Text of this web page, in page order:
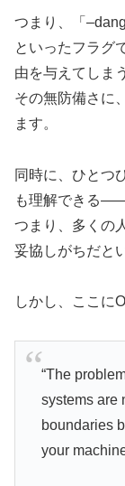
つまり、「
といったフラグ
由を与えてしま
その無防備さに
ます。
同時に、ひとつ
も理解できる――
つまり、多くの
妥協しがちだと
しかし、ここに
“The
systems are
boundaries
your